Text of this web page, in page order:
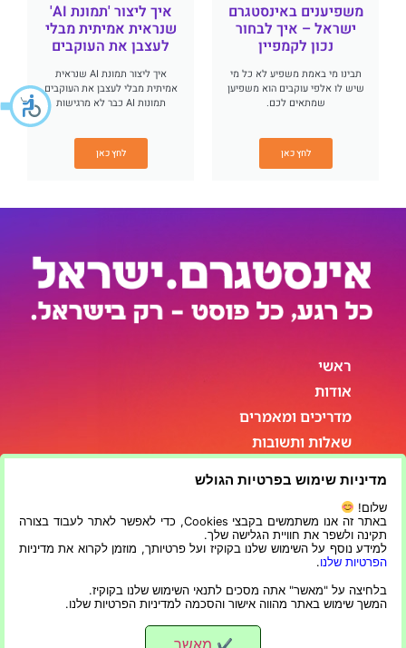
משפיענים באינסטגרם
ישראל – איך לבחור
נכון לקמפיין
תבינו מי באמת משפיע לא כל מי
שיש לו אלפי עוקבים הוא משפיען
שמתאים לכם.
לחץ כאן
איך ליצור 'תמונת AI'
שנראית אמיתית מבלי
לעצבן את העוקבים
איך ליצור תמונת AI שנראית
אמיתית מבלי לעצבן את העוקבים
תמונות AI כבר לא מרגישות
לחץ כאן
ראשי
אודות
מדריכים ומאמרים
שאלות ותשובות
מדיניות שימוש בפרטיות הגולש
שלום!
באתר זה אנו משתמשים בקבצי Cookies, כדי לאפשר לאתר לעבוד בצורה
תקינה ולשפר את חוויית הגלישה שלך.
למידע נוסף על השימוש שלנו בקוקיז ועל פרטיותך, מוזמן לקרוא את מדיניות
הפרטיות שלנו.
בלחיצה על "מאשר" אתה מסכים לתנאי השימוש שלנו בקוקיז.
המשך שימוש באתר מהווה אישור והסכמה למדיניות הפרטיות שלנו.
✔ מאשר